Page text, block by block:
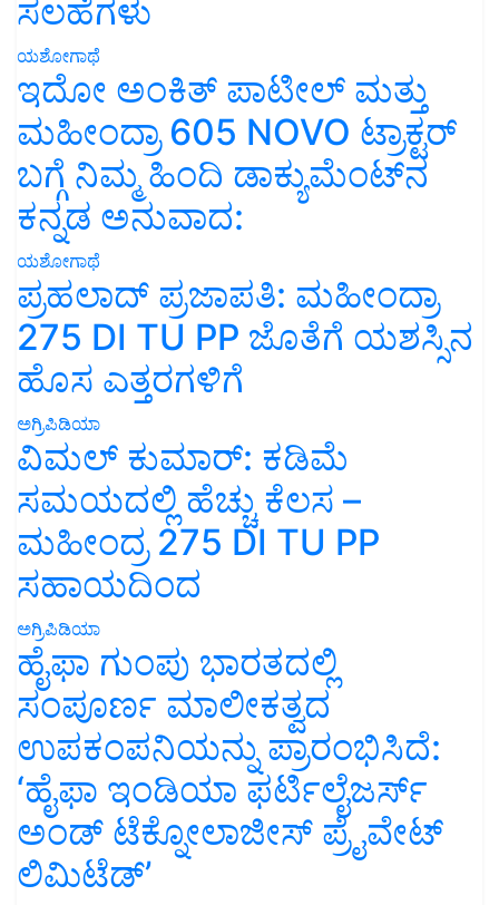
ಸಲಹೆಗಳು
ಯಶೋಗಾಥೆ
ಇದೋ ಅಂಕಿತ್ ಪಾಟೀಲ್ ಮತ್ತು
ಮಹೀಂದ್ರಾ 605 NOVO ಟ್ರಾಕ್ಟರ್
ಬಗ್ಗೆ ನಿಮ್ಮ ಹಿಂದಿ ಡಾಕ್ಯುಮೆಂಟ್‌ನ
ಕನ್ನಡ ಅನುವಾದ:
ಯಶೋಗಾಥೆ
ಪ್ರಹಲಾದ್ ಪ್ರಜಾಪತಿ: ಮಹೀಂದ್ರಾ
275 DI TU PP ಜೊತೆಗೆ ಯಶಸ್ಸಿನ
ಹೊಸ ಎತ್ತರಗಳಿಗೆ
ಅಗ್ರಿಪಿಡಿಯಾ
ವಿಮಲ್ ಕುಮಾರ್: ಕಡಿಮೆ
ಸಮಯದಲ್ಲಿ ಹೆಚ್ಚು ಕೆಲಸ –
ಮಹೀಂದ್ರ 275 DI TU PP
ಸಹಾಯದಿಂದ
ಅಗ್ರಿಪಿಡಿಯಾ
ಹೈಫಾ ಗುಂಪು ಭಾರತದಲ್ಲಿ
ಸಂಪೂರ್ಣ ಮಾಲೀಕತ್ವದ
ಉಪಕಂಪನಿಯನ್ನು ಪ್ರಾರಂಭಿಸಿದೆ:
‘ಹೈಫಾ ಇಂಡಿಯಾ ಫರ್ಟಿಲೈಜರ್ಸ್
ಅಂಡ್ ಟೆಕ್ನೋಲಾಜೀಸ್ ಪ್ರೈವೇಟ್
ಲಿಮಿಟೆಡ್’